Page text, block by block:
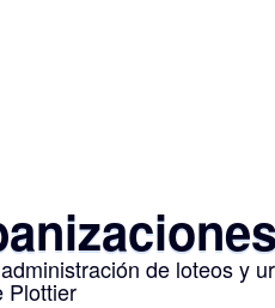
de loteos y
Plottier